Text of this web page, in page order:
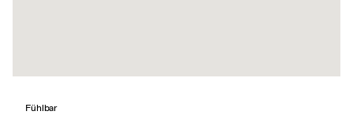
Fühlbar